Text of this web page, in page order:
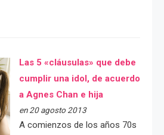
Las 5 «cláusulas» que debe
cumplir una idol, de acuerdo
a Agnes Chan e hija
en 20 agosto 2013
A comienzos de los años 70s